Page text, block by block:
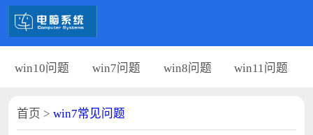
win10问题 win7问题 win8问题 win11问题
首页 > win7常见问题